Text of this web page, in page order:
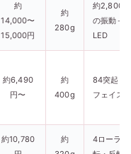
約
14,000〜
15,000円
約
280g
約2,800
の振動＋
LED
約6,490
円〜
約
400g
84突起も
フェイス
約10,780
約
4ローラー